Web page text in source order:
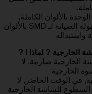
بالألوان الكاملة,
ارتفاع تكلفة استبدال الوحدة بأكملها; سهولة الصيانة لـ SMD بالألوان
واستبداله
الخارجية صارمة, لا
في الوقت الحاضر, لا